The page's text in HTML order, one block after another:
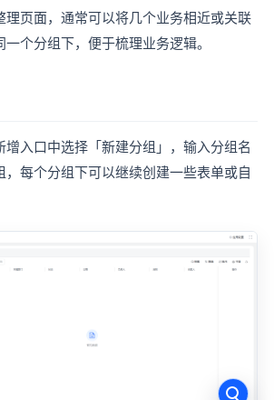
理页面，通常可以将几个业务相近或关联
个分组下，便于梳理业务逻辑。
增入口中选择「新建分组」，输入分组名
，每个分组下可以继续创建一些表单或自